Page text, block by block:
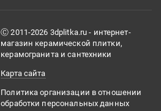
Ⓒ 2011-2026 3dplitka.ru - интернет-
магазин керамической плитки,
керамогранита и сантехники
Карта сайта
Политика организации в отношении
обработки персональных данных